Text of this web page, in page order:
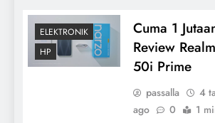
ELEKTRONIK
HP
Cuma 1
Review
50i Prime
passalla
4
ago
0 1